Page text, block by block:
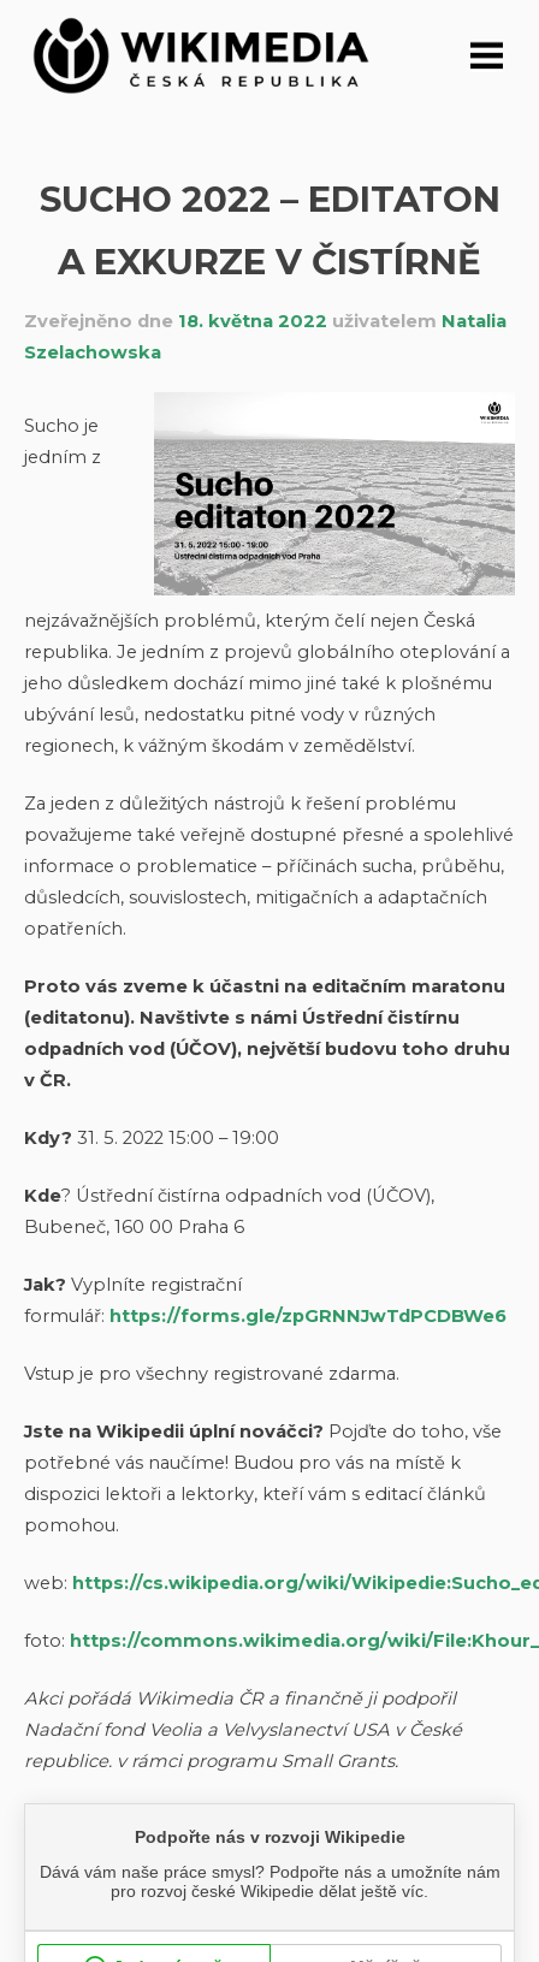
Přeskočit
obsah
SUCHO 2022 – EDITATON
A EXKURZE V ČISTÍRNĚ
Zveřejněno dne 18. května 2022 uživatelem Natalia
Szelachowska
Sucho je
jedním z
nejzávažnějších problémů, kterým čelí nejen Česká
republika. Je jedním z projevů globálního oteplování a
jeho důsledkem dochází mimo jiné také k plošnému
ubývání lesů, nedostatku pitné vody v různých
regionech, k vážným škodám v zemědělství.
Za jeden z důležitých nástrojů k řešení problému
považujeme také veřejně dostupné přesné a spolehlivé
informace o problematice – příčinách sucha, průběhu,
důsledcích, souvislostech, mitigačních a adaptačních
opatřeních.
Proto vás zveme k účastni na editačním maratonu
(editatonu). Navštivte s námi Ústřední čistírnu
odpadních vod (ÚČOV), největší budovu toho druhu
v ČR.
Kdy? 31. 5. 2022 15:00 – 19:00
Kde? Ústřední čistírna odpadních vod (ÚČOV),
Bubeneč, 160 00 Praha 6
Jak? Vyplníte registrační
formulář: https://forms.gle/zpGRNNJwTdPCDBWe6
Vstup je pro všechny registrované zdarma.
Jste na Wikipedii úplní nováčci? Pojďte do toho, vše
potřebné vás naučíme! Budou pro vás na místě k
dispozici lektoři a lektorky, kteří vám s editací článků
pomohou.
web: https://cs.wikipedia.org/wiki/
foto: https://commons.wikimedia.org/wiki/
Akci pořádá Wikimedia ČR a finančně ji podpořil
Nadační fond Veolia a Velvyslanectví USA v České
republice. v rámci programu Small Grants.